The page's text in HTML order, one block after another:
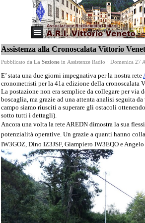
Assistenza alla Cronoscalata Vittorio
Pubblicato da La Sezione in Assistenze Radio · Domenica 27
E’ stata una due giorni impegnativa per la nostra rete
cronometristi per la 41a edizione della cronoscalata
La postazione non era semplice da collegare per via
boscaglia, ma grazie ad una attenta analisi seguita
campo siamo riusciti a superare gli ostacoli
sotto tutti i dettagli).
Ancora una volta la rete AREDN dimostra la sua
potenzialità operative. Un grazie a quanti hanno
IW3GOZ, Dino IZ3JSF, Giampiero IW3EQO e